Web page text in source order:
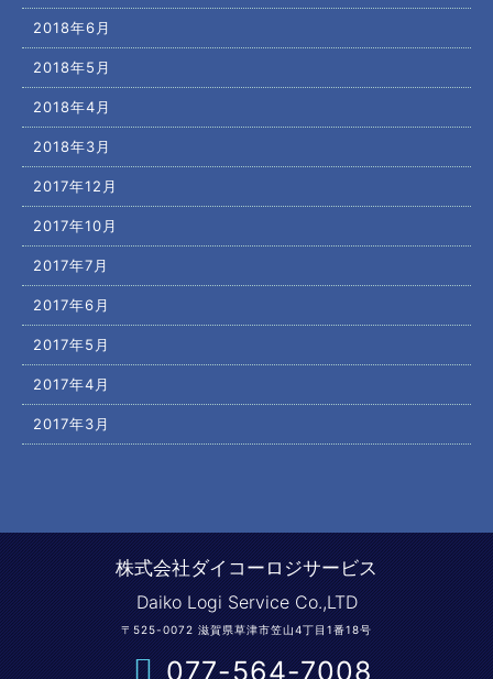
2018年6月
2018年5月
2018年4月
2018年3月
2017年12月
2017年10月
2017年7月
2017年6月
2017年5月
2017年4月
2017年3月
株式会社ダイコーロジサービス
Daiko Logi Service Co.,LTD
〒525-0072 滋賀県草津市笠山4丁目1番18号
077-564-7008